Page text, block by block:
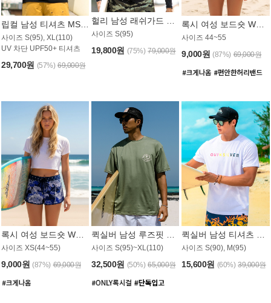
사이즈 S(95), XL(110)
UV 차단 UPF50+ 티셔츠
29,700원 (57%) 69,000원
사이즈 S(95)
19,800원 (75%) 79,000원
사이즈 44~55
9,000원 (87%) 69,000원
사이즈 XS(44~55)
9,000원 (87%) 69,000원
사이즈 S(95)~XL(110)
32,500원 (50%) 65,000원
사이즈 S(90), M(95)
15,600원 (60%) 39,000원